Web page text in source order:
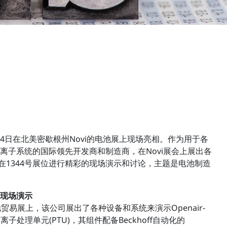
在北美密歇根州Novi的电池展上现场亮相。作为用于各
子系统的国际领先开发商和制造商，在Novi展会上展出各
号展位进行精彩的现场演示和讨论，主题是电池制造
场演示
易展上，该公司展出了各种设备和系统来演示Openair-
子处理单元(PTU)，其组件配备Beckhoff自动化的